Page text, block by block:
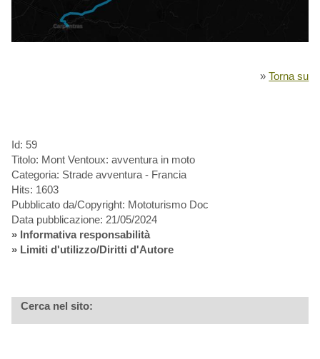
»Torna su
Id: 59
Titolo: Mont Ventoux: avventura in moto
Categoria: Strade avventura - Francia
Hits: 1603
Pubblicato da/Copyright: Mototurismo Doc
Data pubblicazione: 21/05/2024
» Informativa responsabilità
» Limiti d'utilizzo/Diritti d'Autore
Cerca nel sito: